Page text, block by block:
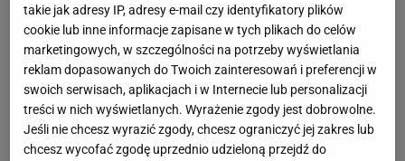
19-latka do siebie. Co więcej, wbrew wcześniejszym
doniesieniom,
Karbownik
nie zostanie wypożyczony
do żadnego innego zespołu, tylko już wiosną będzie
walczył o miejsce w składzie Brighton. Jak dodaje
Tomasz Włodarczyk z portalu Meczyki.pl, jest to
również spowodowane spodziewanym odejściem
takie jak adresy IP, adresy e-mail czy identyfikatory plików
cookie lub inne informacje zapisane w tych plikach do celów
marketingowych, w szczególności na potrzeby wyświetlania
reklam dopasowanych do Twoich zainteresowań i preferencji w
swoich serwisach, aplikacjach i w Internecie lub personalizacji
treści w nich wyświetlanych. Wyrażenie zgody jest dobrowolne.
Jeśli nie chcesz wyrazić zgody, chcesz ograniczyć jej zakres lub
chcesz wycofać zgodę uprzednio udzieloną przejdź do